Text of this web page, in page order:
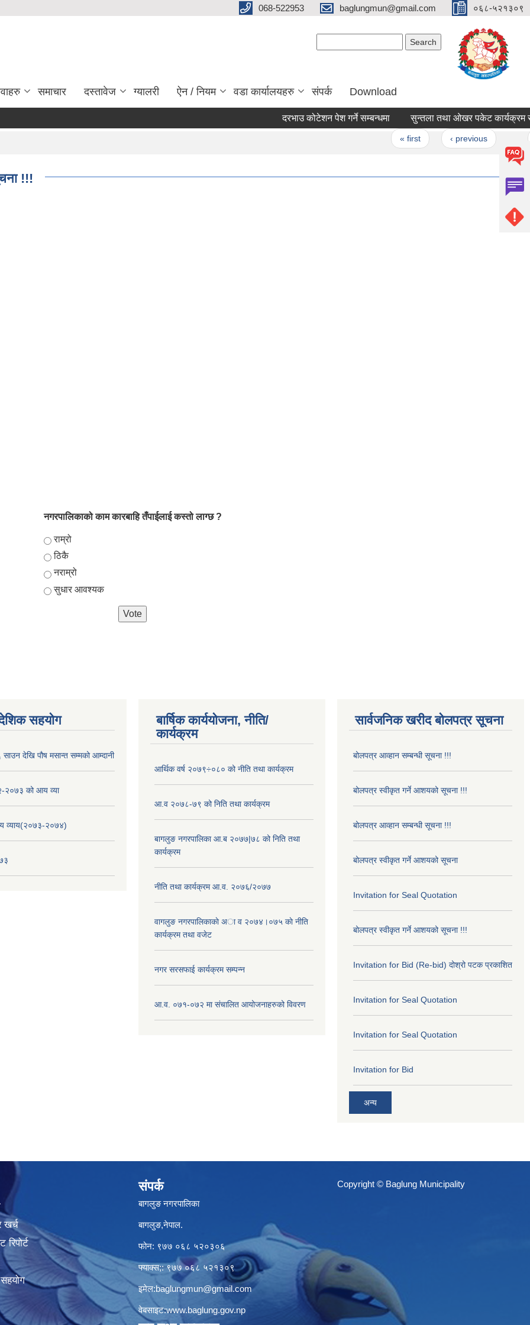
068-522953 baglungmun@gmail.com ०६८-५२१३०९
समाचार दस्तावेज ग्यालरी ऐन / नियम वडा कार्यालयहरु संपर्क Download
दरभाउ कोटेशन पेश गर्ने सम्बन्धमा सुन्तला तथा ओखर पकेट कार्यक्रम
« first ‹ previous
!!!
नगरपालिकाको काम कारबाहि तँपाईलाई कस्तो लाग्छ ?
Choices
राम्रो
ठिकै
नराम्रो
सुधार आवश्यक
सहयोग
साउन देखि पौष मसान्त सम्मको आम्दानी
को आय व्या
२०७४)
बार्षिक कार्ययोजना, नीति/
कार्यक्रम
आर्थिक वर्ष २०७९÷०८० को नीति तथा कार्यक्रम
आ.व २०७८-७९ को निति तथा कार्यक्रम
बागलुङ नगरपालिका आ.ब २०७७|७८ को निति तथा
कार्यक्रम
नीति तथा कार्यक्रम आ.व. २०७६/२०७७
वागलुङ नगरपालिकाकाे अा‍ व २०७४।०७५ काे नीति
कार्यक्रम तथा वजेट
नगर सरसफाई कार्यक्रम सम्पन्न
आ.व. ०७१-०७२ मा संचालित आयोजनाहरुको विवरण
सार्वजनिक खरीद बोलपत्र सूचना
बोलपत्र आव्हान सम्बन्धी सूचना !!!
बोलपत्र स्वीकृत गर्ने आशयको सूचना !!!
बोलपत्र आव्हान सम्बन्धी सूचना !!!
बोलपत्र स्वीकृत गर्ने आशयको सूचना
Invitation for Seal Quotation
बोलपत्र स्वीकृत गर्ने आशयको सूचना !!!
Invitation for Bid (Re-bid) दोश्रो पटक प्रकाशित
Invitation for Seal Quotation
Invitation for Seal Quotation
Invitation for Bid
अन्य
खर्च
संपर्क
बागलुङ नगरपालिका
बागलुङ,नेपाल.
फोन: ९७७ ०६८ ५२०३०६
फ्याक्स;: ९७७ ०६८ ५२१३०९
इमेल:baglungmun@gmail.com
वेबसाइट:www.baglung.gov.np
Copyright © Baglung Municipality